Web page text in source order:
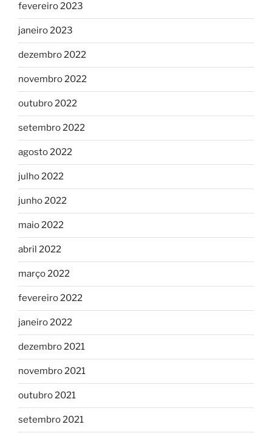
fevereiro 2023
janeiro 2023
dezembro 2022
novembro 2022
outubro 2022
setembro 2022
agosto 2022
julho 2022
junho 2022
maio 2022
abril 2022
março 2022
fevereiro 2022
janeiro 2022
dezembro 2021
novembro 2021
outubro 2021
setembro 2021